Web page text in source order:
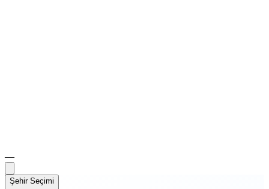
—
Şehir Seçimi